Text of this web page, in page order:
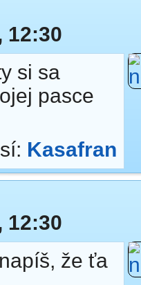
12:30
si sa
pasce
Kasafran
12:30
že ťa